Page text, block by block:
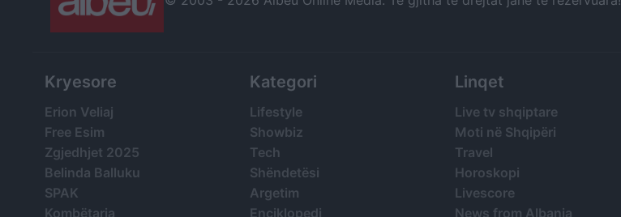
Kryesore
Erion Veliaj
Free Esim
Zgjedhjet 2025
Belinda Balluku
SPAK
Kombëtarja
Kategori
Lifestyle
Showbiz
Tech
Shëndetësi
Argetim
Enciklopedi
Linqet
Live tv shqiptare
Moti në Shqipëri
Travel
Horoskopi
Livescore
News from Albania